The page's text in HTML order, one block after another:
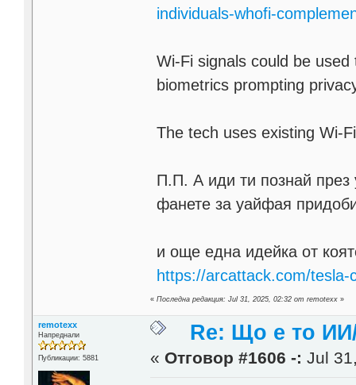
individuals-whofi-
Wi-Fi signals could be
biometrics prompting
The tech uses existing
П.П. А иди ти познай
фанете за уайфая
и още една идейка от
https://arcattack.com/
«Последна редакция: Jul 31, 2025, 02:32 от remotexx »
remotexx
Напреднали
Публикации: 5881
Re: Що е то
« Отговор #1606 -: Jul